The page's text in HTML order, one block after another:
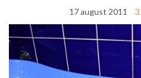
17 august 2011